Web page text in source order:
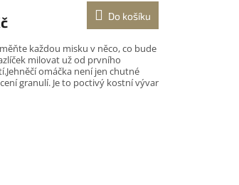
Do košíku
každou misku v něco, co bude
milovat už od prvního
omáčka není jen chutné
granulí. Je to poctivý kostní vývar